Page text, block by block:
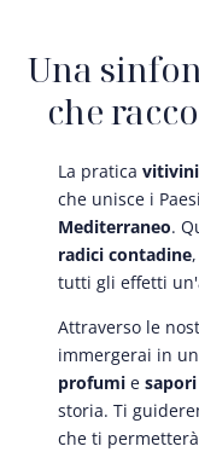
Una
che
La pratica
che unisce i
Mediterraneo.
radici contadine
tutti gli effetti
Attraverso le
immergerai in
profumie sapori
storia. Ti
che ti